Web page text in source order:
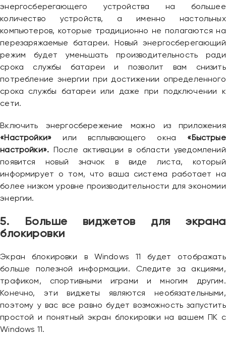
энергосберегающего устройства на большее
количество устройств, а именно настольных
компьютеров, которые традиционно не полагаются на
перезаряжаемые батареи. Новый энергосберегающий
режим будет уменьшать производительность ради
срока службы батареи и позволит вам снизить
потребление энергии при достижении определенного
срока службы батареи или даже при подключении к
сети.
Включить энергосбережение можно из приложения
«Настройки» или всплывающего окна «Быстрые
настройки».
После активации в области уведомлений
появится новый значок в виде листа, который
информирует о том, что ваша система работает на
более низком уровне производительности для экономии
энергии.
5. Больше виджетов для экрана
блокировки
Экран блокировки в Windows 11 будет отображать
больше полезной информации. Следите за акциями,
трафиком, спортивными играми и многим другим.
Конечно, эти виджеты являются необязательными,
поэтому у вас все равно будет возможность запустить
простой и понятный экран блокировки на вашем ПК с
Windows 11.
Привіт 👋, чим тобі допомогти?
Надіслати повідомлення